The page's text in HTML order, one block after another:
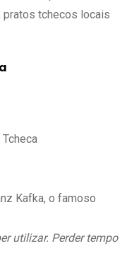
pratos tchecos locais
Kafka, o famoso
utilizar. Perder tempo